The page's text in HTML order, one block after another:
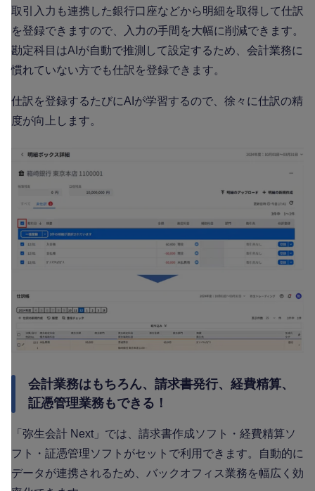
取引入力も連携した銀行口座などから明細を取得して仕訳
を登録できますので、入力の手間を大幅に削減できます。
勘定科目はAIが自動で推測して設定するため、会計業務に
慣れていない方でも仕訳を登録できます。
仕訳を登録するたびにAIが学習するので、徐々に仕訳の精
度が向上します。
会計業務はもちろん、請求書発行、経費精算、
証憑管理業務もできる！
「弥生会計 Next」では、請求書作成ソフト・経費精算ソ
フト・証憑管理ソフトがセットで利用できます。自動的に
データが連携されるため、バックオフィス業務を幅広く効